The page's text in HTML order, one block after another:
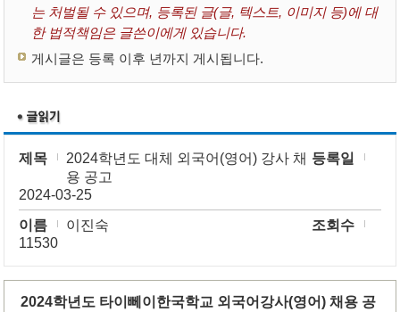
는 처벌될 수 있으며, 등록된 글(글, 텍스트, 이미지 등)에 대
한 법적책임은 글쓴이에게 있습니다.
게시글은 등록 이후 년까지 게시됩니다.
제목
2024학년도 대체 외국어(영어) 강사 채
용 공고
등록일
2024-03-25
이름
이진숙
조회수
11530
2024학년도 타이뻬이한국학교 외국어강사(영어) 채용 공